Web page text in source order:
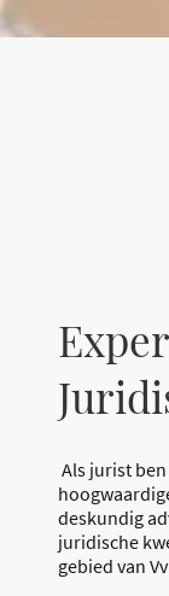
Als jurist
deskundig
juridische
gebied van